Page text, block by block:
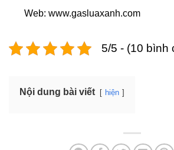
Web: www.gasluaxanh.com
5/5 - (10 bình
Nội dung bài viết hiện